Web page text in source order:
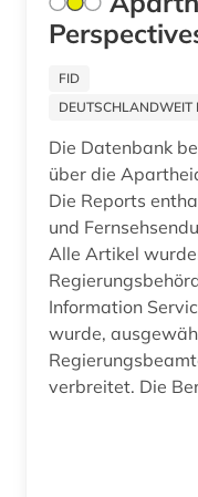
e-learning (1)
elephantine (1)
energie (2)
englisch (1)
Italien (2)
Korea (1)
Lettland (1)
Malta (1)
Niederlande (1)
FID
DEUTSCHLANDWEIT
Die Datenbank
über die
Die Reports
und
Alle Artikel
Information
wurde,
verbreitet. Die